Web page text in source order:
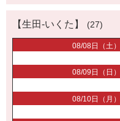
【生田-いくた】 (27)
08/08日（土）
08/09日（日）
08/10日（月）